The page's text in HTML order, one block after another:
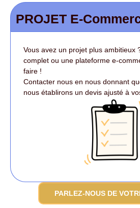
PROJET E-
Vous avez un projet plus ambitieux
complet ou une plateforme e-
faire !
Contacter nous en nous donnant
nous établirons un devis ajusté à
PARLEZ-NOUS DE